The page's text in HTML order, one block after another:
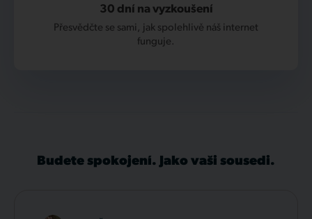
30 dní na vyzkoušení
Přesvědčte se sami, jak spolehlivě náš internet
funguje.
Budete spokojení. Jako vaši sousedi.